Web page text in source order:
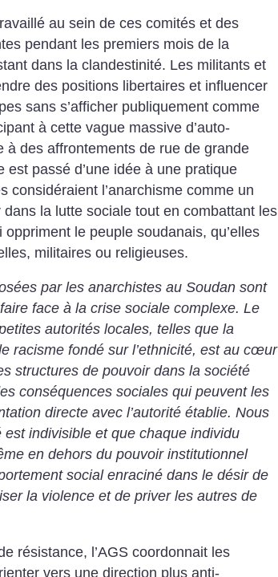
au sein de ces comités et des
pendant les premiers mois de la
dans la clandestinité. Les militants et
des positions libertaires et influencer
sans s’afficher publiquement comme
à cette vague massive d’auto-
à des affrontements de rue de grande
est passé d’une idée à une pratique
considéraient l’anarchisme comme un
dans la lutte sociale tout en combattant les
le peuple soudanais, qu’elles
militaires ou religieuses.
par les anarchistes au Soudan sont
face à la crise sociale complexe. Le
autorités locales, telles que la
racisme fondé sur l’ethnicité, est au cœur
structures de pouvoir dans la société
conséquences sociales qui peuvent les
directe avec l’autorité établie. Nous
indivisible et que chaque individu
en dehors du pouvoir institutionnel
social enraciné dans le désir de
la violence et de priver les autres de
résistance, l’AGS coordonnait les
vers une direction plus anti-